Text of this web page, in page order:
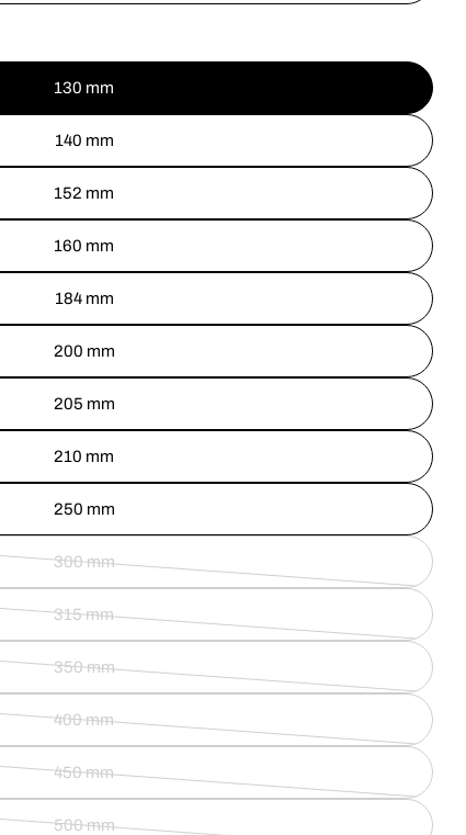
130 mm
140 mm
152 mm
160 mm
184 mm
200 mm
205 mm
210 mm
250 mm
300 mm
315 mm
350 mm
400 mm
450 mm
500 mm